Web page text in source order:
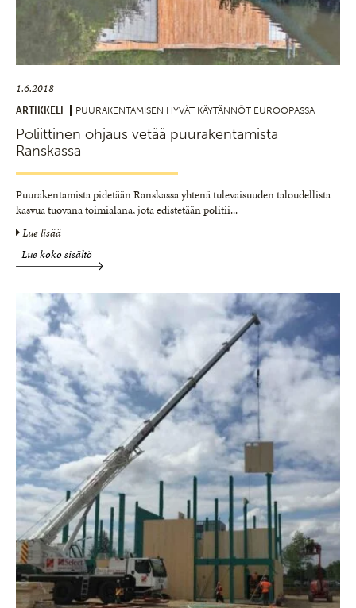
1.6.2018
ARTIKKELI PUURAKENTAMISEN HYVÄT KÄYTÄNNÖT EUROOPASSA
Poliittinen ohjaus vetää puurakentamista
Ranskassa
Puurakentamista pidetään Ranskassa yhtenä tulevaisuuden taloudellista
kasvua tuovana toimialana, jota edistetään politii...
Lue lisää
Lue koko sisältö